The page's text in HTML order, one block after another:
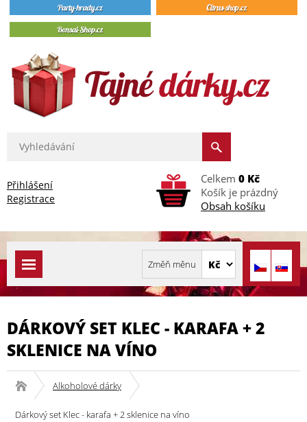
Přihlášení
Registrace
Celkem 0 Kč
Košík je prázdný
Obsah košíku
DÁRKOVÝ SET KLEC - KARAFA + 2
SKLENICE NA VÍNO
Alkoholové dárky
Dárkový set Klec - karafa + 2 sklenice na víno